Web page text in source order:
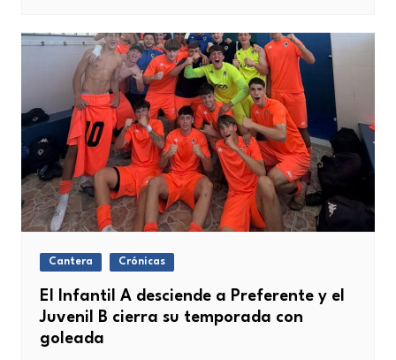
Cantera Crónicas
El Infantil A desciende a Preferente y el
Juvenil B cierra su temporada con
goleada